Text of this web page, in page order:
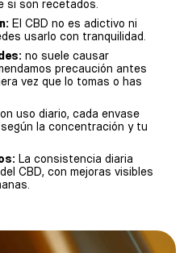
si son recetados.
El CBD no es adictivo ni
usarlo con tranquilidad.
no suele causar
precaución antes
vez que lo tomas o has
uso diario, cada envase
la concentración y tu
La consistencia diaria
CBD, con mejoras visibles